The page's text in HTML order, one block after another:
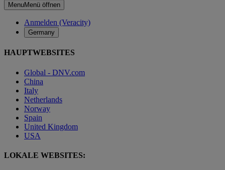
MenuMenü öffnen
Anmelden (Veracity)
Germany
HAUPTWEBSITES
Global - DNV.com
China
Italy
Netherlands
Norway
Spain
United Kingdom
USA
LOKALE WEBSITES: